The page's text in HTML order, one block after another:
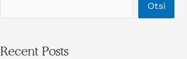
Otsi
Recent Posts